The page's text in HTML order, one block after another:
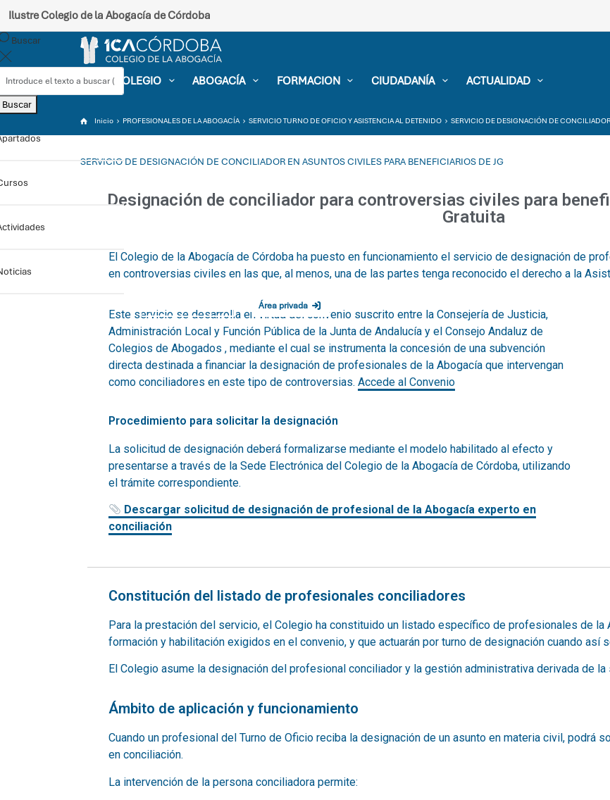
Ilustre Colegio de la Abogacía de Córdoba
EL COLEGIO ABOGACÍA FORMACION CIUDADANÍA ACTUALIDAD
Buscar
Buscar
Área privada
Inicio PROFESIONALES DE LA ABOGACÍA SERVICIO TURNO DE OFICIO Y ASISTENCIA AL DETENIDO SERVICIO DE DESIGNACIÓN DE
SERVICIO DE DESIGNACIÓN DE CONCILIADOR EN ASUNTOS CIVILES PARA BENEFICIARIOS DE JG